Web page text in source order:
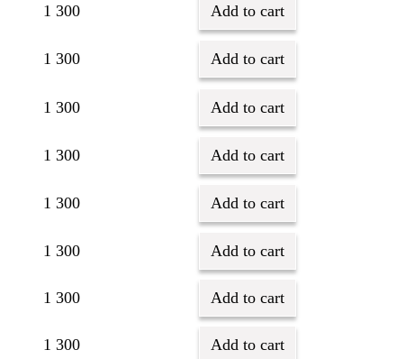
1 300 Add to cart
1 300 Add to cart
1 300 Add to cart
1 300 Add to cart
1 300 Add to cart
1 300 Add to cart
1 300 Add to cart
1 300 Add to cart